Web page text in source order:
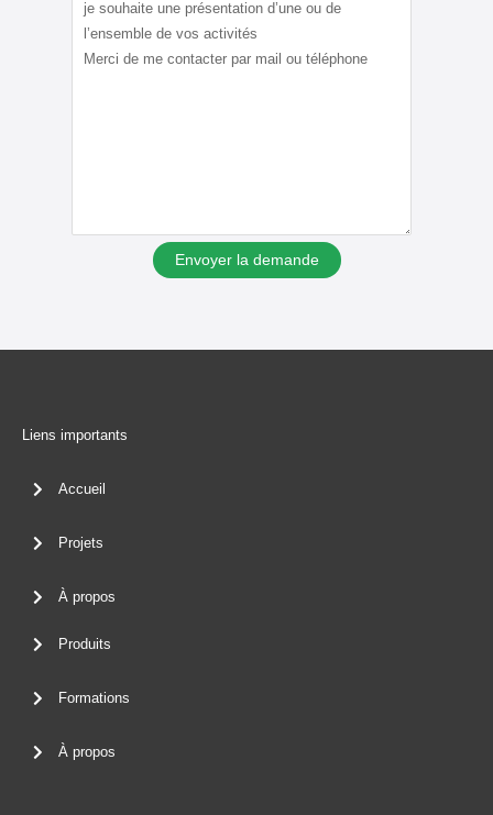
Liens importants
Accueil
Projets
À propos
Produits
Formations
À propos